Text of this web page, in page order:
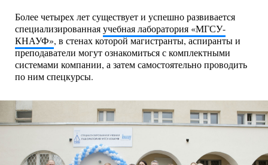
Более четырех лет существует и успешно развивается
специализированнаяучебная лаборатория «МГСУ-
КНАУФ», в стенах которой магистранты, аспиранты и
преподаватели могут ознакомиться с комплектными
системами компании, а затем самостоятельно проводить
по ним спецкурсы.